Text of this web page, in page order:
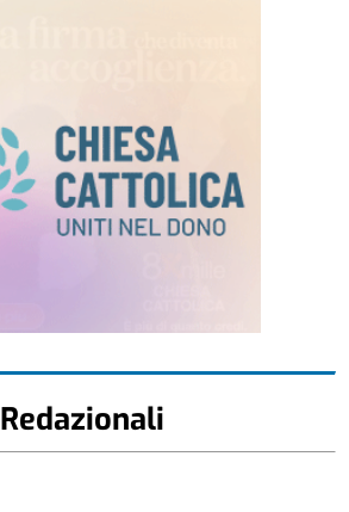
Redazionali